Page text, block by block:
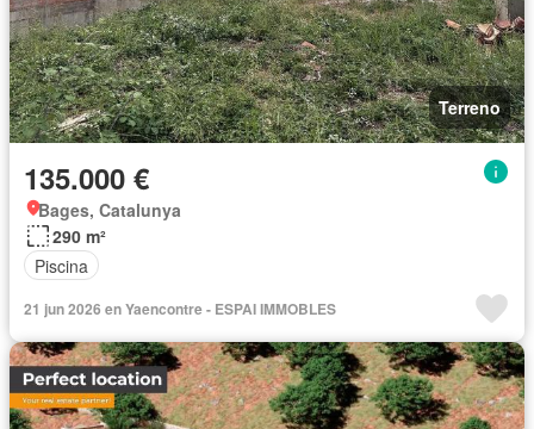
Terreno
135.000 €
Bages, Catalunya
290 m²
Piscina
21 jun 2026 en Yaencontre - ESPAI IMMOBLES